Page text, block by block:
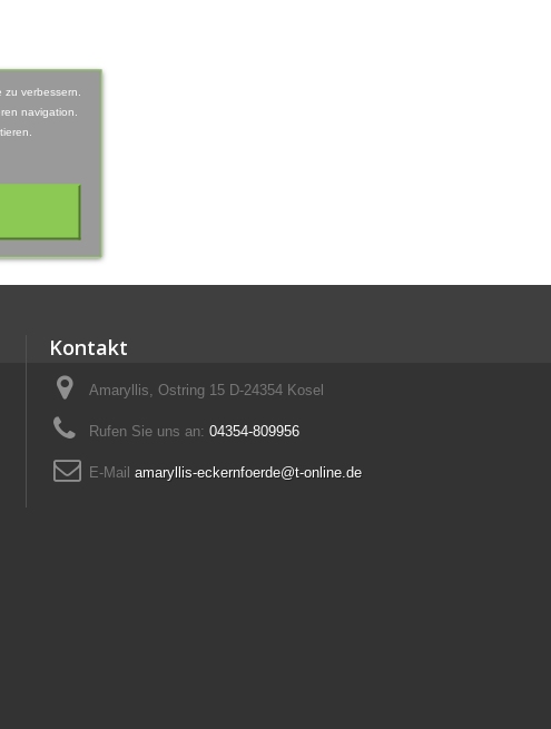
Kontakt
Amaryllis, Ostring 15 D-24354 Kosel
Rufen Sie uns an: 04354-809956
E-Mail amaryllis-eckernfoerde@t-online.de
verbessern.
navigation.